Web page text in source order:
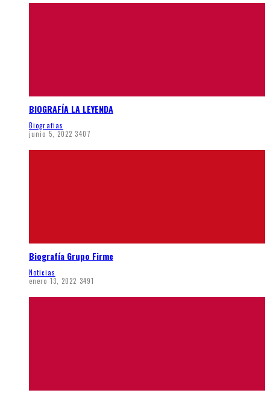
BIOGRAFÍA LA LEYENDA
Biografias
junio 5, 2022 3407
Biografía Grupo Firme
Noticias
enero 13, 2022 3491